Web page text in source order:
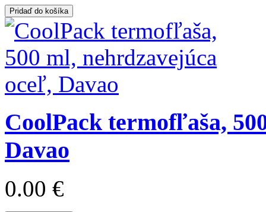
Pridaď do košíka
CoolPack termofľaša,
Davao
0.00 €